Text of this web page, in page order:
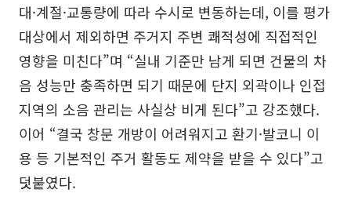
대·계절·교통량에 따라 수시로 변동하는데, 이를 평가
대상에서 제외하면 주거지 주변 쾌적성에 직접적인
영향을 미친다”며 “실내 기준만 남게 되면 건물의 차
음 성능만 충족하면 되기 때문에 단지 외곽이나 인접
지역의 소음 관리는 사실상 비게 된다”고 강조했다.
이어 “결국 창문 개방이 어려워지고 환기·발코니 이
용 등 기본적인 주거 활동도 제약을 받을 수 있다”고
덧붙였다.